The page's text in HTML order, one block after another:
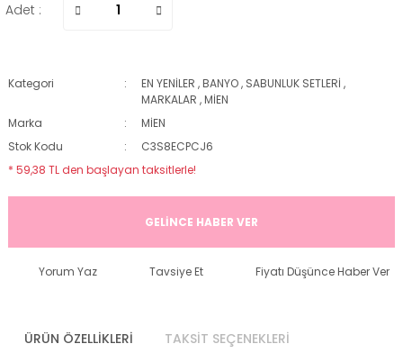
Adet :
Kategori EN YENİLER ,BANYO, SABUNLUK SETLERİ ,
MARKALAR ,MİEN
Marka
MİEN
Stok Kodu
C3S8ECPCJ6
* 59,38 TL den başlayan taksitlerle!
GELİNCE HABER VER
Yorum Yaz Tavsiye Et Fiyatı Düşünce Haber Ver
ÜRÜN ÖZELLİKLERİ TAKSİT SEÇENEKLERİ